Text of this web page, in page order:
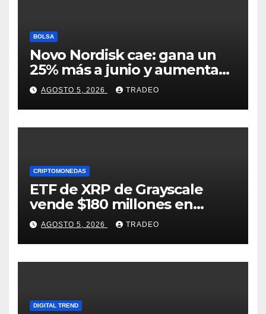
BOLSA
Novo Nordisk cae: gana un
25% más a junio y aumenta
previsiones, pero no
convence
AGOSTO 5, 2026 TRADEO
CRIPTOMONEDAS
ETF de XRP de Grayscale
vende $180 millones en
tokens tras grandes pérdidas
AGOSTO 5, 2026 TRADEO
DIGITAL TREND